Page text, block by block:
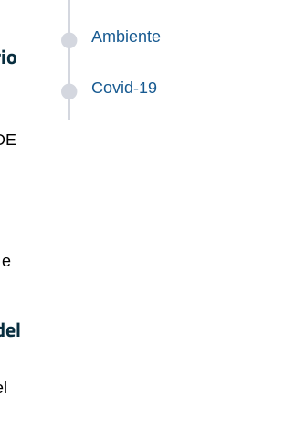
Ambiente
Covid-19